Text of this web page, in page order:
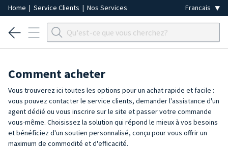
Home | Service Clients | Nos Services
Comment acheter
Vous trouverez ici toutes les options pour un achat rapide et facile :
vous pouvez contacter le service clients, demander l'assistance d'un
agent dédié ou vous inscrire sur le site et passer votre commande
vous-même. Choisissez la solution qui répond le mieux à vos besoins
et bénéficiez d'un soutien personnalisé, conçu pour vous offrir un
maximum de commodité et d'efficacité.